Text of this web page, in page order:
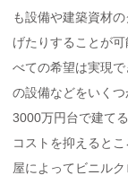
も設備や建築資材
げたりすることが
べての希望は実現
の設備などをいくつ
3000万円台で建て
コストを抑えると
屋によってビニル